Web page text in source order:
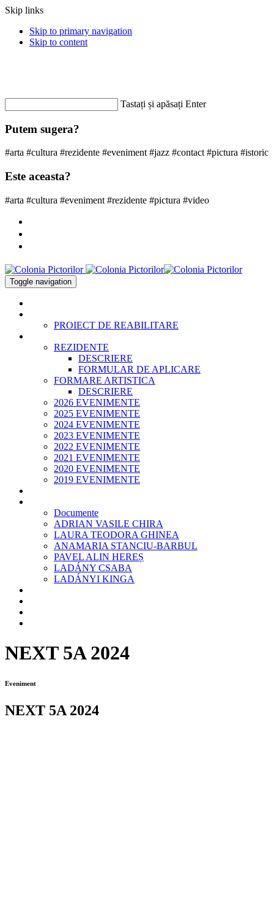
Skip links
Skip to primary navigation
Skip to content
Tastați și apăsați Enter
Putem sugera?
#arta #cultura #rezidente #eveniment #jazz #contact #pictura #istoric
Este aceasta?
#arta #cultura #eveniment #rezidente #pictura #video
Toggle navigation
PROIECT DE REABILITARE
REZIDENTE
DESCRIERE
FORMULAR DE APLICARE
FORMARE ARTISTICA
DESCRIERE
2026 EVENIMENTE
2025 EVENIMENTE
2024 EVENIMENTE
2023 EVENIMENTE
2022 EVENIMENTE
2021 EVENIMENTE
2020 EVENIMENTE
2019 EVENIMENTE
Documente
ADRIAN VASILE CHIRA
LAURA TEODORA GHINEA
ANAMARIA STANCIU-BARBUL
PAVEL ALIN HEREȘ
LADÁNY CSABA
LADÁNYI KINGA
NEXT 5A 2024
Eveniment
NEXT 5A 2024